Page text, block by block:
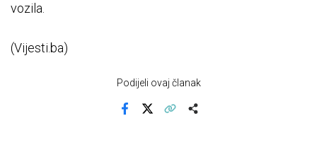
vozila.
(Vijesti.ba)
Podijeli ovaj članak